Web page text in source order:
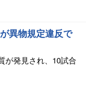
異物規定違反で
が発見され、10試合